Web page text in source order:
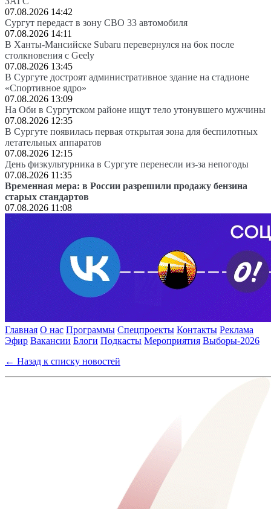
07.08.2026 14:42
Сургут передаст в зону СВО 33 автомобиля
07.08.2026 14:11
В Ханты-Мансийске Subaru перевернулся на бок после
столкновения с Geely
07.08.2026 13:45
В Сургуте достроят административное здание на стадионе
«Спортивное ядро»
07.08.2026 13:09
На Оби в Сургутском районе ищут тело утонувшего мужчины
07.08.2026 12:35
В Сургуте появилась первая открытая зона для беспилотных
летательных аппаратов
07.08.2026 12:15
День физкультурника в Сургуте перенесли из-за непогоды
07.08.2026 11:35
Временная мера: в России разрешили продажу бензина
старых стандартов
07.08.2026 11:08
Главная О нас Программы Спецпроекты Контакты Реклама
Эфир Вакансии Блоги Подкасты Мероприятия Выборы-2026
← Назад к списку новостей